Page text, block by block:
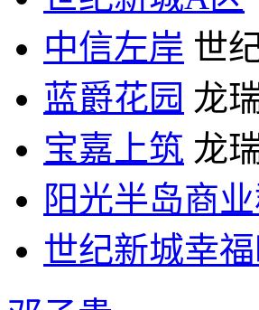
中信左岸 世
蓝爵花园 龙
宝嘉上筑 龙
阳光半岛商
世纪新城幸